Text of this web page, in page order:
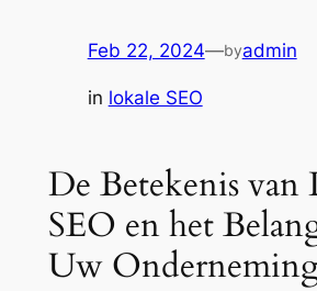
Feb 22, 2024—byadmin
in lokale SEO
De Betekenis van
SEO en het
Uw